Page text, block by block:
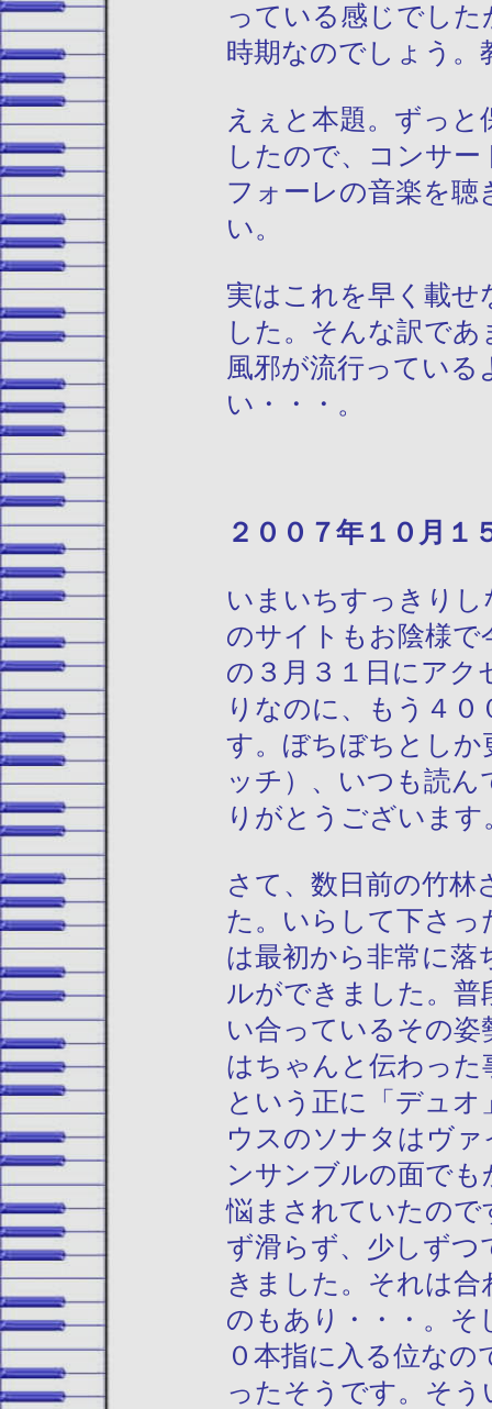
っている感じでし
時期なのでしょう
えぇと本題。ずっ
したので、コンサ
フォーレの音楽を
い。
実はこれを早く載
した。そんな訳で
風邪が流行ってい
い・・・。
２００７年１
いまいちすっきり
のサイトもお陰様で
の３月３１日にアク
りなのに、もう４
す。ぼちぼちとし
ッチ）、いつも読
りがとうございます
さて、数日前の竹
た。いらして下さ
は最初から非常に落
ルができました。
い合っているその姿
はちゃんと伝わっ
という正に「デュ
ウスのソナタはヴ
ンサンブルの面で
悩まされていたので
ず滑らず、少しず
きました。それは
のもあり・・・。そ
０本指に入る位な
ったそうです。そ